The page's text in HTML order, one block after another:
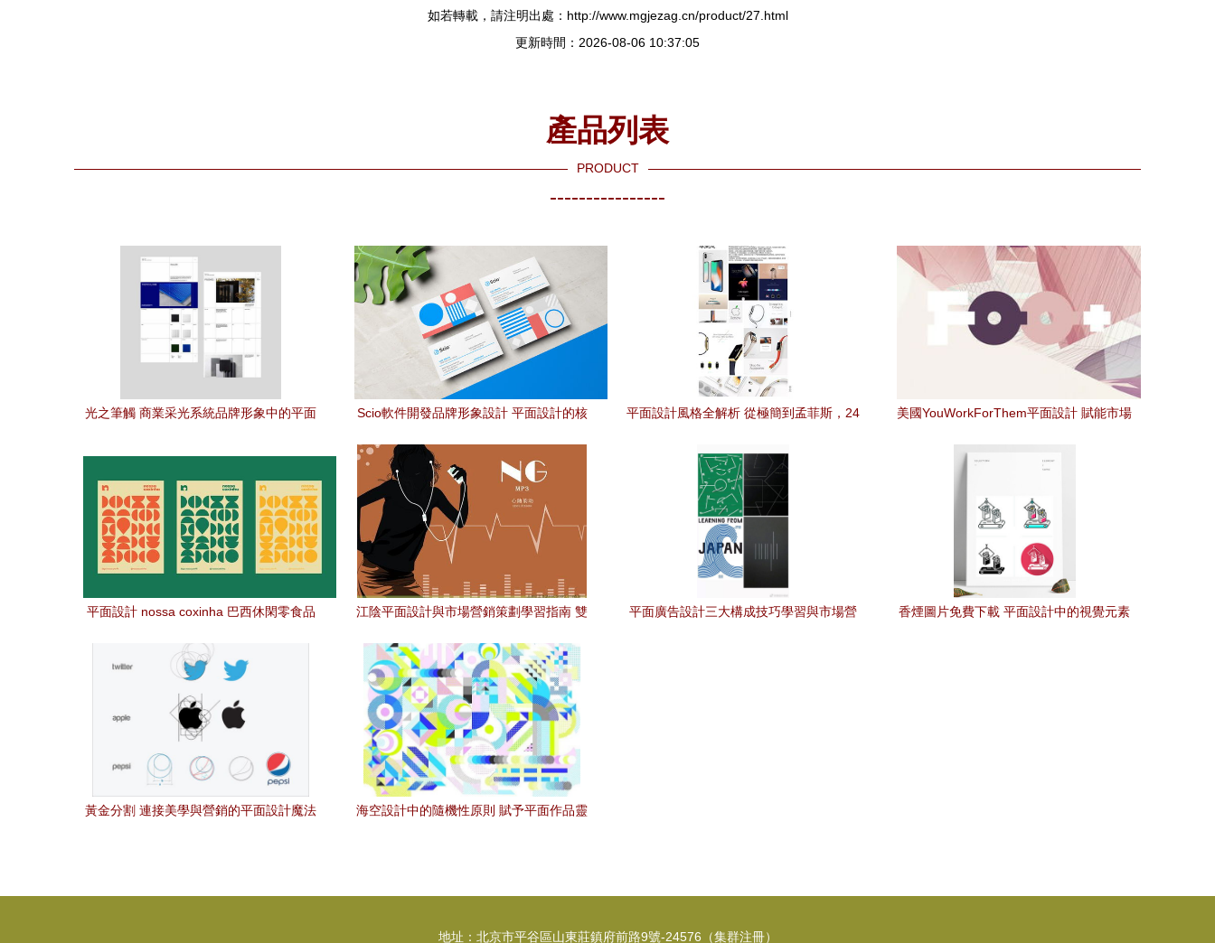
如若轉載，請注明出處：http://www.mgjezag.cn/product/27.html
更新時間：2026-08-06 10:37:05
產品列表
PRODUCT
----------------
光之筆觸 商業采光系統品牌形象中的平面
Scio軟件開發品牌形象設計 平面設計的核
平面設計風格全解析 從極簡到孟菲斯，24
美國YouWorkForThem平面設計 賦能市場
平面設計 nossa coxinha 巴西休閑零食品
江陰平面設計與市場營銷策劃學習指南 雙
平面廣告設計三大構成技巧學習與市場營
香煙圖片免費下載 平面設計中的視覺元素
黃金分割 連接美學與營銷的平面設計魔法
海空設計中的隨機性原則 賦予平面作品靈
地址：北京市平谷區山東莊鎮府前路9號-24576（集群注冊）